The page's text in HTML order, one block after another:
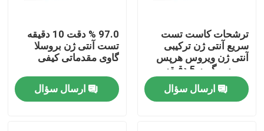
صفحه اصلی
محصولات
ترشحات کاست تست
سریع آنتی ژن ترکیبی
آنتی ژن ویروس هرپس
ویروس گربه 5 دقیقه
ارسال سؤال
97.0 % دقت 10 دقیقه
تست آنتی ژن بروسلا
گاوی مقدماتی کیفی
ارسال سؤال